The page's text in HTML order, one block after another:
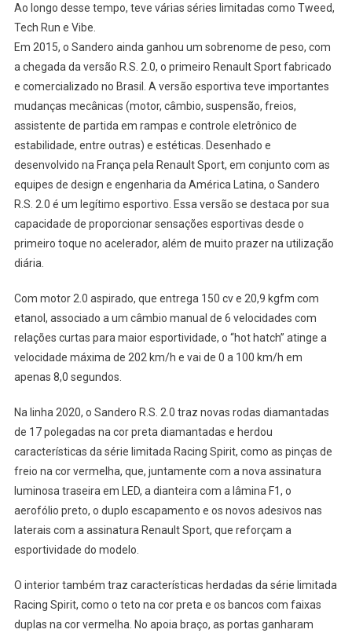
Ao longo desse tempo, teve várias séries limitadas como Tweed,
Tech Run e Vibe.
Em 2015, o Sandero ainda ganhou um sobrenome de peso, com
a chegada da versão R.S. 2.0, o primeiro Renault Sport fabricado
e comercializado no Brasil. A versão esportiva teve importantes
mudanças mecânicas (motor, câmbio, suspensão, freios,
assistente de partida em rampas e controle eletrônico de
estabilidade, entre outras) e estéticas. Desenhado e
desenvolvido na França pela Renault Sport, em conjunto com as
equipes de design e engenharia da América Latina, o Sandero
R.S. 2.0 é um legítimo esportivo. Essa versão se destaca por sua
capacidade de proporcionar sensações esportivas desde o
primeiro toque no acelerador, além de muito prazer na utilização
diária.
Com motor 2.0 aspirado, que entrega 150 cv e 20,9 kgfm com
etanol, associado a um câmbio manual de 6 velocidades com
relações curtas para maior esportividade, o “hot hatch” atinge a
velocidade máxima de 202 km/h e vai de 0 a 100 km/h em
apenas 8,0 segundos.
Na linha 2020, o Sandero R.S. 2.0 traz novas rodas diamantadas
de 17 polegadas na cor preta diamantadas e herdou
características da série limitada Racing Spirit, como as pinças de
freio na cor vermelha, que, juntamente com a nova assinatura
luminosa traseira em LED, a dianteira com a lâmina F1, o
aerofólio preto, o duplo escapamento e os novos adesivos nas
laterais com a assinatura Renault Sport, que reforçam a
esportividade do modelo.
O interior também traz características herdadas da série limitada
Racing Spirit, como o teto na cor preta e os bancos com faixas
duplas na cor vermelha. No apoia braço, as portas ganharam